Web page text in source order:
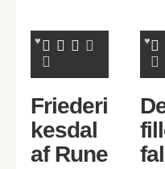
Friederi
kesdal
af Rune